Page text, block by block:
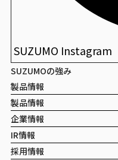
SUZUMO Instagram
SUZUMOの強み
製品情報
製品情報
企業情報
IR情報
採用情報